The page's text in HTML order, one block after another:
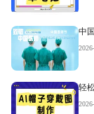
中
轻